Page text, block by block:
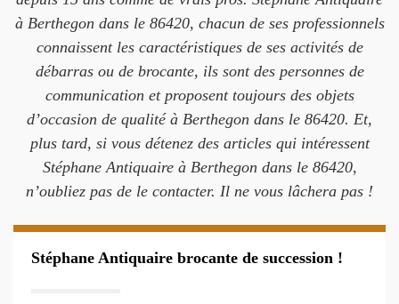
à Berthegon dans le 86420, chacun de ses professionnels
connaissent les caractéristiques de ses activités de
débarras ou de brocante, ils sont des personnes de
communication et proposent toujours des objets
d’occasion de qualité à Berthegon dans le 86420. Et,
plus tard, si vous détenez des articles qui intéressent
Stéphane Antiquaire à Berthegon dans le 86420,
n’oubliez pas de le contacter. Il ne vous lâchera pas !
Stéphane Antiquaire brocante de succession !